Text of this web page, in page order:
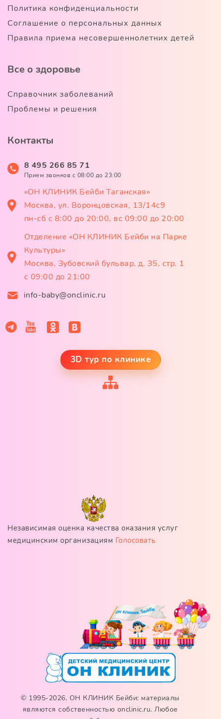
Политика конфиденциальности
Соглашение о персональных данных
Правила приема несовершеннолетних детей
Все о здоровье
Справочник заболеваний
Проблемы и решения
Контакты
8 495 266 85 71
Прием звонков c 08:00 до 23:00
«ОН КЛИНИК Бейби Таганская»
Москва, ул. Воронцовская, 13/14с9
пн-сб с 8:00 до 20:00, вс 09:00 до 20:00
Отделение «ОН КЛИНИК Бейби на Парке
Культуры»
Москва, Зубовский бульвар, д. 35, стр. 1
с 09:00 до 21:00
info-baby@onclinic.ru
3D тур по клинике
Независимая оценка качества оказания услуг
медицинским организациям Голосовать
© 1995-2026, ОН КЛИНИК Бейби: материалы
являются собственностью onclinic.ru. Любое